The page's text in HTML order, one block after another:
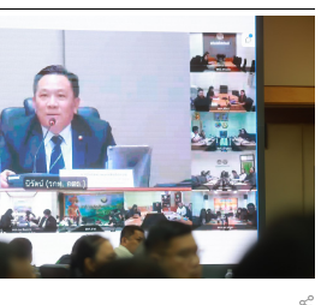
เป็นอาจารย์คือความตั้งใจเดียวเวลา